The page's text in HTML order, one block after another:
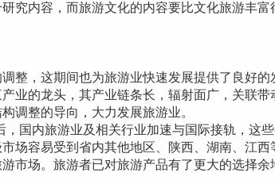
究内容，而旅游文化的内容要比文化旅游丰富
，这期间也为旅游业快速发展提供了良好的
业的龙头，其产业链条长，辐射面广，关联
调整的导向，大力发展旅游业。
内旅游业及相关行业加速与国际接轨，这
场容易受到省内其他地区、陕西、湖南、江
市场。旅游者已对旅游产品有了更大的选择